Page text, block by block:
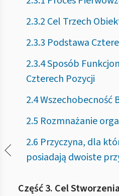
2.3.2 Cel Trzech
2.3.3 Podstawa
2.3.4 Sposób
Czterech Pozycji
2.4 Wszechobecność
2.5 Rozmnażanie
2.6 Przyczyna, dla
posiadają dwoiste
Część 3. Cel Stworzenia